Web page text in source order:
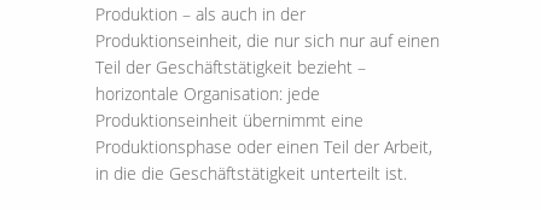
Produktion – als auch in der
Produktionseinheit, die nur sich nur auf einen
Teil der Geschäftstätigkeit bezieht –
horizontale Organisation: jede
Produktionseinheit übernimmt eine
Produktionsphase oder einen Teil der Arbeit,
in die die Geschäftstätigkeit unterteilt ist.